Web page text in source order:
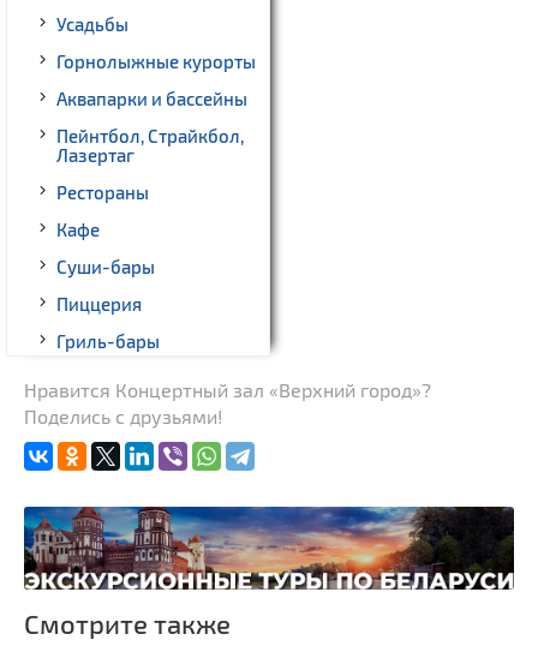
Усадьбы
Горнолыжные курорты
Аквапарки и бассейны
Пейнтбол, Страйкбол,
Лазертаг
Рестораны
Кафе
Суши-бары
Пиццерия
Гриль-бары
Театры
Ночные клубы
Бильярд
Казино
универмаги
Нравится Концертный зал «Верхний город»?
Поделись с друзьями!
Смотрите также